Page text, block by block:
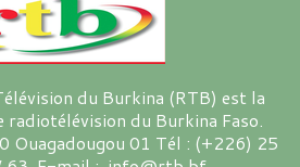
du Burkina (RTB) est la
radiotélévision du Burkina Faso.
Ouagadougou 01 Tél : (+226) 25